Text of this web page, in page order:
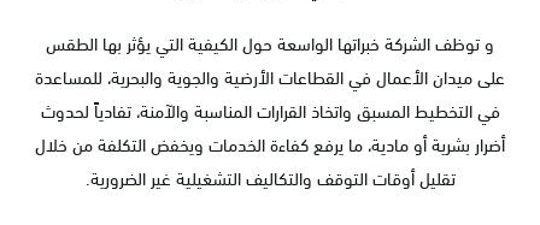
و توظف الشركة خبراتها الواسعة حول الكيفية التي يؤثر بها الطقس
على ميدان الأعمال في القطاعات الأرضية والجوية والبحرية، للمساعدة
في التخطيط المسبق واتخاذ القرارات المناسبة والآمنة، تفادياً لحدوث
أضرار بشرية أو مادية، ما يرفع كفاءة الخدمات ويخفض التكلفة من خلال
تقليل أوقات التوقف والتكاليف التشغيلية غير الضرورية.